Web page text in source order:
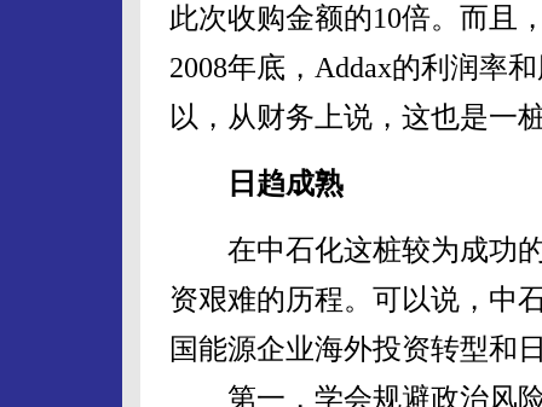
此次收购金额的10倍。而且
2008年底，Addax的利润率
以，从财务上说，这也是一
日趋成熟
在中石化这桩较为成功的
资艰难的历程。可以说，中
国能源企业海外投资转型和
第一，学会规避政治风险